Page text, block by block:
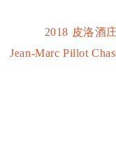
2018 皮洛酒
Jean-Marc Pillot